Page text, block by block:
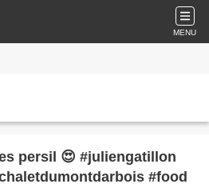
MENU
persil 😍 #juliengatillon
#food